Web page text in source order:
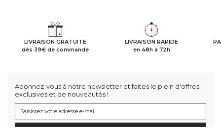
LIVRAISON GRATUITE
dès 39€ de commande
LIVRAISON RAPIDE
en 48h à 72h
Abonnez-vous à notre newsletter et faites le plein d'offres
exclusives et de nouveautés !